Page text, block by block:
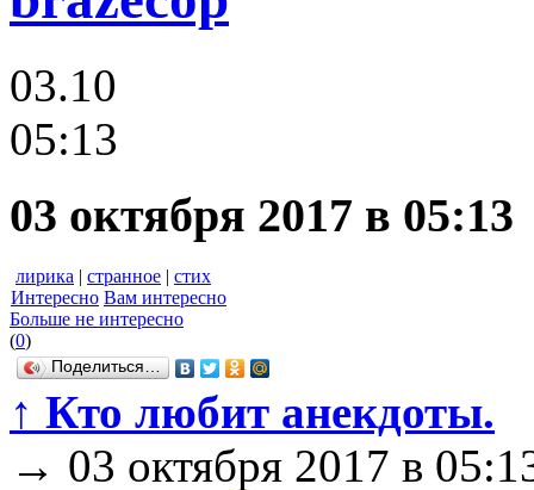
03.10
05:13
03 октября 2017 в 05:13
лирика | странное | стих
Интересно Вам интересно
Больше не интересно
(0)
Поделиться…
↑ Кто любит анекдоты.
→ 03 октября 2017 в